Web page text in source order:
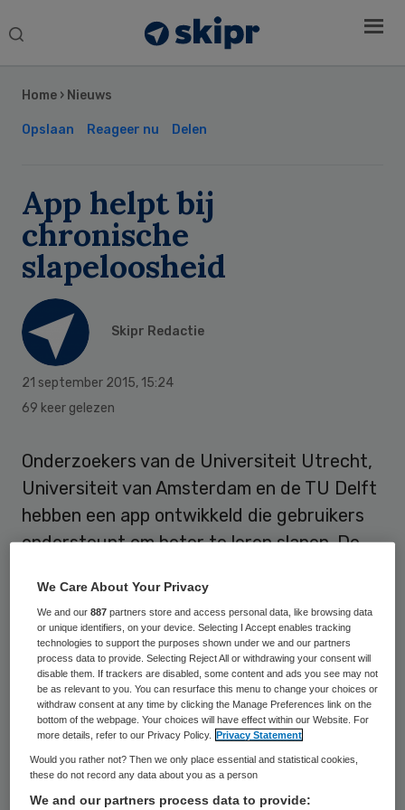
Search
Home › Nieuws
Opslaan Reageer nu Delen
App helpt bij
chronische
slapeloosheid
Skipr Redactie
21 september 2015, 15:24
69 keer gelezen
Onderzoekers van de Universiteit Utrecht,
Universiteit van Amsterdam en de TU Delft
hebben een app ontwikkeld die gebruikers
ondersteunt om beter te leren slapen. De
coaching via whatsapp.
Er is al veel technische slaapondersteuning,
maar veel mensen maken de virtuele
therapieën niet af, stelt de Universiteit
Utrecht in eenpersbericht. De behandeling
met de app bestaat uit een
trainingsprogramma van zes weken.
Sidebar
We Care About Your Privacy
We and our887 partners store and access personal data, like browsing data
or unique identifiers, on your device. Selecting I Accept enables tracking
technologies to support the purposes shown under we and our partners
process data to provide. Selecting Reject All or withdrawing your consent will
disable them. If trackers are disabled, some content and ads you see may not
be as relevant to you. You can resurface this menu to change your choices or
withdraw consent at any time by clicking the Manage Preferences link on the
bottom of the webpage. Your choices will have effect within our Website. For
more details, refer to our Privacy Policy.
Privacy Statement
Would you rather not? Then we only place essential and statistical cookies,
these do not record any data about you as a person
We and our partners process data to provide: